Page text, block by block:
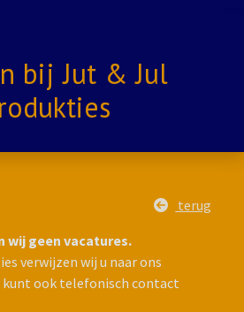
bij Jut & Jul
terug
wij geen vacatures.
verwijzen wij u naar ons
kunt ook telefonisch contact